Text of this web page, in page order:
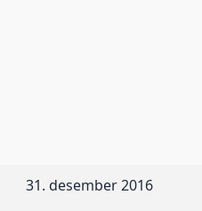
31. desember 2016